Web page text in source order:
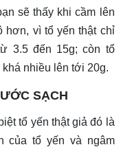
sẽ thấy khi cầm lên
hơn, vì tổ yến thật chỉ
3.5 đến 15g; còn tổ
nhiều lên tới 20g.
SẠCH
tổ yến thật giả đó là
của tổ yến và ngâm